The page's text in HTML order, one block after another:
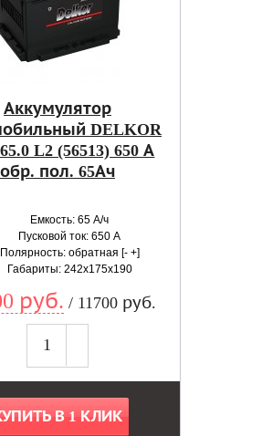
Аккумулятор
DELKOR
L2 (56513) 650 А
обр. пол. 65Ач
Емкость: 65 А/ч
Пусковой ток: 650 А
Полярность: обратная [- +]
Габариты: 242x175x190
руб. / 11700 руб.
В 1 КЛИК